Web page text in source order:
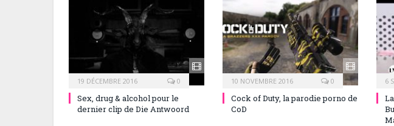
19 DÉCEMBRE 2016 0
Sex, drug & alcohol pour le
dernier clip de Die Antwoord
10 NOVEMBRE 2016 0
Cock of Duty, la parodie porno de
CoD
6